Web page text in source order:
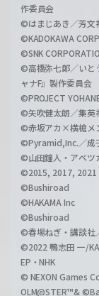
作委員会
©はまじあき／芳文
©KADOKAWA
©SNK
©高橋弥七郎／いと
ャナF』製作委員会
©PROJECT
©矢吹健太朗／集英
©赤坂アカ×横槍メ
©Pyramid,Inc.／成
©山田鐘人・アベツ
©2015, 2017, 2021
©Bushiroad
©HAKAMA Inc
©Bushiroad
©春場ねぎ・講談社
©2022 鴨志田 一/
EP・NHK
© NEXON Games
OLM@STER™&